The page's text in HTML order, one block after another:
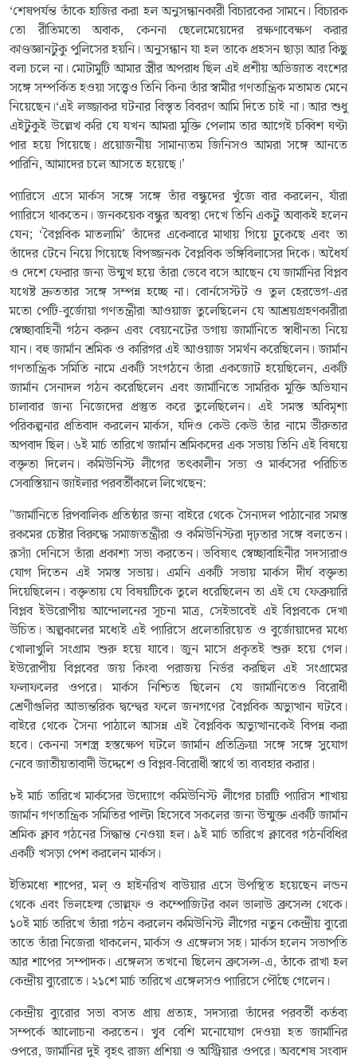
‘শেষপর্যন্ত তাঁকে হাজির করা হল অনুসন্ধানকারী বিচারকের সামনে। বিচারক
তো রীতিমতো অবাক, কেননা ছেলেমেয়েদের রক্ষণাবেক্ষণ করার
কাণ্ডজ্ঞানটুকু পুলিসের হয়নি। অনুসন্ধান যা হল তাকে প্রহসন ছাড়া আর কিছু
বলা চলে না। মোটামুটি আমার স্ত্রীর অপরাধ ছিল এই প্রশীয় অভিজাত বংশের
সঙ্গে সম্পর্কিত হওয়া সত্ত্বেও তিনি কিনা তাঁর স্বামীর গণতান্ত্রিক মতামত মেনে
নিয়েছেন।‘এই লজ্জাকর ঘটনার বিস্তৃত বিবরণ আমি দিতে চাই না। আর শুধু
এইটুকুই উল্লেখ করি যে যখন আমরা মুক্তি পেলাম তার আগেই চব্বিশ ঘণ্টা
পার হয়ে গিয়েছে। প্রয়োজনীয় সামান্যতম জিনিসও আমরা সঙ্গে আনতে
পারিনি, আমাদের চলে আসতে হয়েছে।’
প্যারিসে এসে মার্কস সঙ্গে সঙ্গে তাঁর বন্ধুদের খুঁজে বার করলেন, যাঁরা
প্যারিসে থাকতেন। জনকয়েক বন্ধুর অবস্থা দেখে তিনি একটু অবাকই হলেন
যেন; ‘বৈপ্লবিক মাতলামি’ তাঁদের একেবারে মাথায় গিয়ে ঢুকেছে এবং তা
তাঁদের টেনে নিয়ে গিয়েছে বিপজ্জনক বৈপ্লবিক ভঙ্গিবিলাসের দিকে। অধৈর্য
ও দেশে ফেরার জন্য উন্মুখ হয়ে তাঁরা ভেবে বসে আছেন যে জার্মানির বিপ্লব
যথেষ্ট দ্রুততার সঙ্গে সম্পন্ন হচ্ছে না। বোর্নসেস্টট ও তুল হেরভেগ-এর
মতো পেটি-বুর্জোয়া গণতন্ত্রীরা আওয়াজ তুলেছিলেন যে আশ্রয়গ্রহণকারীরা
স্বেচ্ছাবাহিনী গঠন করুন এবং বেয়নেটের ডগায় জার্মানিতে স্বাধীনতা নিয়ে
যান। বহু জার্মান শ্রমিক ও কারিগর এই আওয়াজ সমর্থন করেছিলেন। জার্মান
গণতান্ত্রিক সমিতি নামে একটি সংগঠনে তাঁরা একজোট হয়েছিলেন, একটি
জার্মান সেনাদল গঠন করেছিলেন এবং জার্মানিতে সামরিক মুক্তি অভিযান
চালাবার জন্য নিজেদের প্রস্তুত করে তুলেছিলেন। এই সমস্ত অবিমৃশ্য
পরিকল্পনার প্রতিবাদ করলেন মার্কস, যদিও কেউ কেউ তাঁর নামে ভীরুতার
অপবাদ ছিল। ৬ই মার্চ তারিখে জার্মান শ্রমিকদের এক সভায় তিনি এই বিষয়ে
বক্তৃতা দিলেন। কমিউনিস্ট লীগের তৎকালীন সভ্য ও মার্কসের পরিচিত
সেবাস্তিয়ান জাইলার পরবর্তীকালে লিখেছেন:
"জার্মানিতে রিপবালিক প্রতিষ্ঠার জন্য বাইরে থেকে সৈন্যদল পাঠানোর সমস্ত
রকমের চেষ্টার বিরুদ্ধে সমাজতন্ত্রীরা ও কমিউনিস্টরা দৃঢ়তার সঙ্গে বলতেন।
রূস্যাঁ দেনিসে তাঁরা প্রকাশ্য সভা করতেন। ভবিষ্যৎ স্বেচ্ছাবাহিনীর সদস্যরাও
যোগ দিতেন এই সমস্ত সভায়। এমনি একটি সভায় মার্কস দীর্ঘ বক্তৃতা
দিয়েছিলেন। বক্তৃতায় যে বিষয়টিকে তুলে ধরেছিলেন তা এই যে ফেব্রুয়ারি
বিপ্লব ইউরোপীয় আন্দোলনের সূচনা মাত্র, সেইভাবেই এই বিপ্লবকে দেখা
উচিত। অল্পকালের মধ্যেই এই প্যারিসে প্রলেতারিয়েত ও বুর্জোয়াদের মধ্যে
খোলাখুলি সংগ্রাম শুরু হয়ে যাবে। জুন মাসে প্রকৃতই শুরু হয়ে গেল।
ইউরোপীয় বিপ্লবের জয় কিংবা পরাজয় নির্ভর করছিল এই সংগ্রামের
ফলাফলের ওপরে। মার্কস নিশ্চিত ছিলেন যে জার্মানিতেও বিরোধী
শ্রেণীগুলির আভ্যন্তরিক দ্বন্দ্বের ফলে জনগণের বৈপ্লবিক অভ্যুত্থান ঘটবে।
বাইরে থেকে সৈন্য পাঠালে আসন্ন এই বৈপ্লবিক অভ্যুত্থানকেই বিপন্ন করা
হবে। কেননা সশস্ত্র হস্তক্ষেপ ঘটলে জার্মান প্রতিক্রিয়া সঙ্গে সঙ্গে সুযোগ
নেবে জাতীয়তাবাদী উদ্দেশে ও বিপ্লব-বিরোধী স্বার্থে তা ব্যবহার করার।
৮ই মার্চ তারিখে মার্কসের উদ্যোগে কমিউনিস্ট লীগের চারটি প্যারিস শাখায়
জার্মান গণতান্ত্রিক সমিতির পাল্টা হিসেবে সকলের জন্য উন্মুক্ত একটি জার্মান
শ্রমিক ক্লাব গঠনের সিদ্ধান্ত নেওয়া হল। ৯ই মার্চ তারিখে ক্লাবের গঠনবিধির
একটি খসড়া পেশ করলেন মার্কস।
ইতিমধ্যে শাপের, মল্ ও হাইনরিখ বাউয়ার এসে উপস্থিত হয়েছেন লন্ডন
থেকে এবং ভিলহেল্ম ভোল্ল্ফ ও কম্পোজিটর কাল ভালাউ ব্রুসেল্স থেকে।
১০ই মার্চ তারিখে তাঁরা গঠন করলেন কমিউনিস্ট লীগের নতুন কেন্দ্রীয় ব্যুরো
তাতে তাঁরা নিজেরা থাকলেন, মার্কস ও এঙ্গেলস সহ। মার্কস হলেন সভাপতি
আর শাপের সম্পাদক। এঙ্গেলস তখনো ছিলেন ব্রুসেল্স-এ, তাঁকে রাখা হল
কেন্দ্রীয় ব্যুরোতে। ২১শে মার্চ তারিখে এঙ্গেলসও প্যারিসে পৌঁছে গেলেন।
কেন্দ্রীয় ব্যুরোর সভা বসত প্রায় প্রত্যহ, সদস্যরা তাঁদের পরবর্তী কর্তব্য
সম্পর্কে আলোচনা করতেন। খুব বেশি মনোযোগ দেওয়া হত জার্মানির
ওপরে, জার্মানির দুই বৃহৎ রাজ্য প্রশিয়া ও অস্ট্রিয়ার ওপরে। অবশেষ সংবাদ